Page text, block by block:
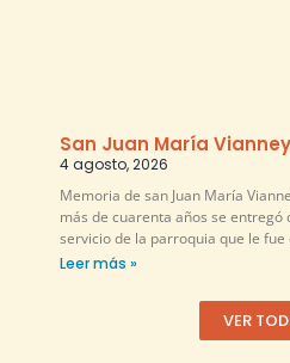
San Juan María Vianney
4 agosto, 2026
Memoria de san Juan María
más de cuarenta años se
servicio de la parroquia que le fue
Leer más »
VER